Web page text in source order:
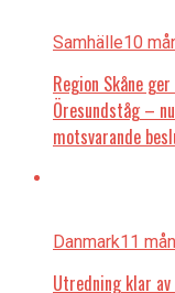
Samhälle10
Region Skåne
Öresundståg –
motsvarande
Danmark11
Utredning klar